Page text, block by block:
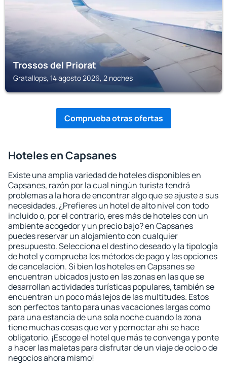
Trossos del Priorat
Gratallops, 14 agosto 2026, 2 noches
Comprueba otras ofertas
Hoteles en Capsanes
Existe una amplia variedad de hoteles disponibles en
Capsanes, razón por la cual ningún turista tendrá
problemas a la hora de encontrar algo que se ajuste a sus
necesidades. ¿Prefieres un hotel de alto nivel con todo
incluido o, por el contrario, eres más de hoteles con un
ambiente acogedor y un precio bajo? en Capsanes
puedes reservar un alojamiento con cualquier
presupuesto. Selecciona el destino deseado y la tipología
de hotel y comprueba los métodos de pago y las opciones
de cancelación. Si bien los hoteles en Capsanes se
encuentran ubicados justo en las zonas en las que se
desarrollan actividades turísticas populares, también se
encuentran un poco más lejos de las multitudes. Estos
son perfectos tanto para unas vacaciones largas como
para una estancia de una sola noche cuando la zona
tiene muchas cosas que ver y pernoctar ahí se hace
obligatorio. ¡Escoge el hotel que más te convenga y ponte
a hacer las maletas para disfrutar de un viaje de ocio o de
negocios ahora mismo!